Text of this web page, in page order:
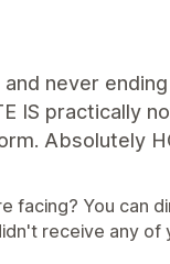
never
IS practically
Absolutely
facing? You can
receive any